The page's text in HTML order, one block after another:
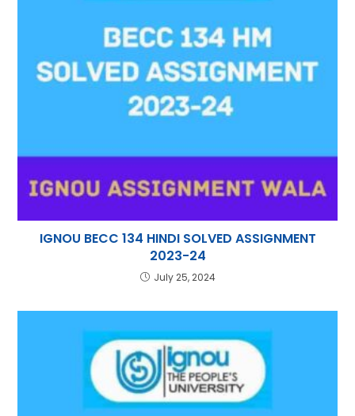
IGNOU BECC 134 HINDI SOLVED ASSIGNMENT
2023-24
July 25, 2024